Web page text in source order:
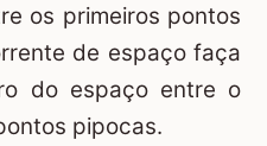
os primeiros pontos
de espaço faça
do espaço entre o
pipocas.